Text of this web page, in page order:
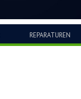
REPARATUREN